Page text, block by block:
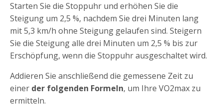
Starten Sie die Stoppuhr und erhöhen Sie die
Steigung um 2,5 %, nachdem Sie drei Minuten lang
mit 5,3 km/h ohne Steigung gelaufen sind. Steigern
Sie die Steigung alle drei Minuten um 2,5 % bis zur
Erschöpfung, wenn die Stoppuhr ausgeschaltet wird.
Addieren Sie anschließend die gemessene Zeit zu
einer der folgenden Formeln, um Ihre VO2max zu
ermitteln.